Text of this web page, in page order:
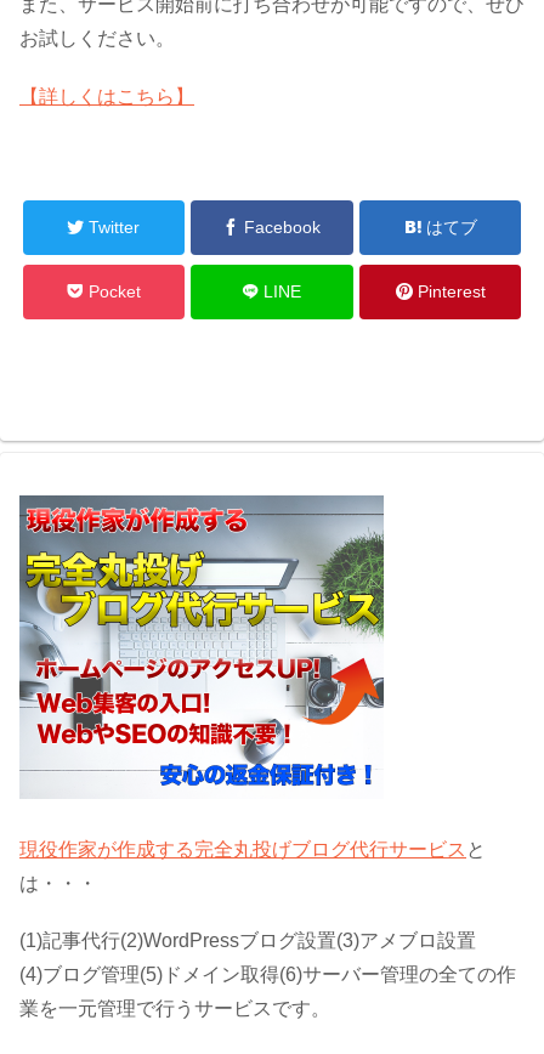
また、サービス開始前に打ち合わせが可能ですので、ぜひ
お試しください。
【詳しくはこちら】
Twitter Facebook はてブ
Pocket LINE Pinterest
現役作家が作成する完全丸投げブログ代行サービス と
は・・・
(1)記事代行(2)WordPressブログ設置(3)アメブロ設置
(4)ブログ管理(5)ドメイン取得(6)サーバー管理の全ての作
業を一元管理で行うサービスです。